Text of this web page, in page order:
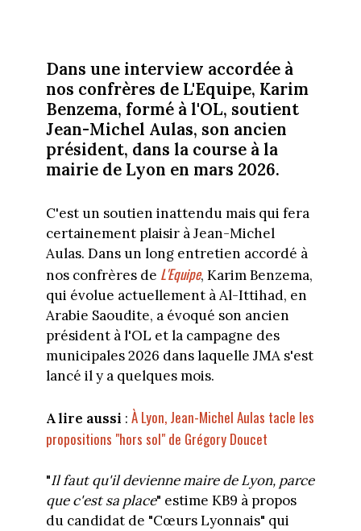
Dans une interview accordée à
nos confrères de L'Equipe, Karim
Benzema, formé à l'OL, soutient
Jean-Michel Aulas, son ancien
président, dans la course à la
mairie de Lyon en mars 2026.
C'est un soutien inattendu mais qui fera
certainement plaisir à Jean-Michel
Aulas. Dans un long entretien accordé à
nos confrères de L'Equipe, Karim Benzema,
qui évolue actuellement à Al-Ittihad, en
Arabie Saoudite, a évoqué son ancien
président à l'OL et la campagne des
municipales 2026 dans laquelle JMA s'est
lancé il y a quelques mois.
A lire aussi : À Lyon, Jean-Michel Aulas tacle les
propositions "hors sol" de Grégory Doucet
"Il faut qu'il devienne maire de Lyon, parce
que c'est sa place" estime KB9 à propos
du candidat de "Cœurs Lyonnais" qui